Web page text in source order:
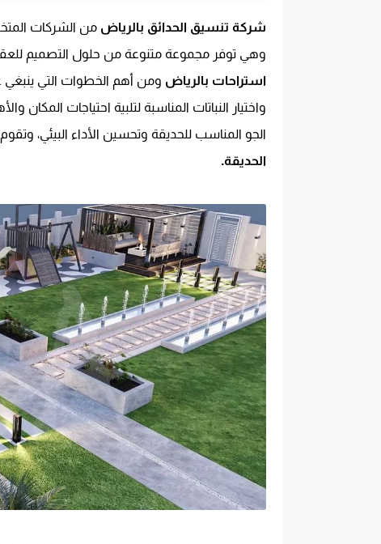
شركة تنسيق الحدائق بالرياض من الشركات
وهي توفر مجموعة متنوعة من حلول التصميم
استراحات بالرياض ومن أهم الخطوات التي ينبغي
واختيار النباتات المناسبة لتلبية احتياجات المكان
الجو المناسب للحديقة وتحسين الأداء البيئي،
الحديقة.